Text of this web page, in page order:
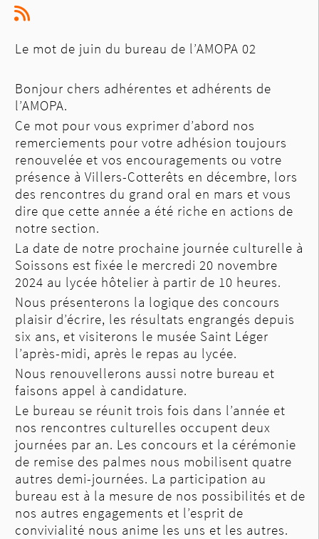
Le mot de juin du bureau de l’AMOPA 02
Bonjour chers adhérentes et adhérents de
l’AMOPA.
Ce mot pour vous exprimer d’abord nos
remerciements pour votre adhésion toujours
renouvelée et vos encouragements ou votre
présence à Villers-Cotterêts en décembre, lors
des rencontres du grand oral en mars et vous
dire que cette année a été riche en actions de
notre section.
La date de notre prochaine journée culturelle à
Soissons est fixée le mercredi 20 novembre
2024 au lycée hôtelier à partir de 10 heures.
Nous présenterons la logique des concours
plaisir d’écrire, les résultats engrangés depuis
six ans, et visiterons le musée Saint Léger
l’après-midi, après le repas au lycée.
Nous renouvellerons aussi notre bureau et
faisons appel à candidature.
Le bureau se réunit trois fois dans l’année et
nos rencontres culturelles occupent deux
journées par an. Les concours et la cérémonie
de remise des palmes nous mobilisent quatre
autres demi-journées. La participation au
bureau est à la mesure de nos possibilités et de
nos autres engagements et l’esprit de
convivialité nous anime les uns et les autres.